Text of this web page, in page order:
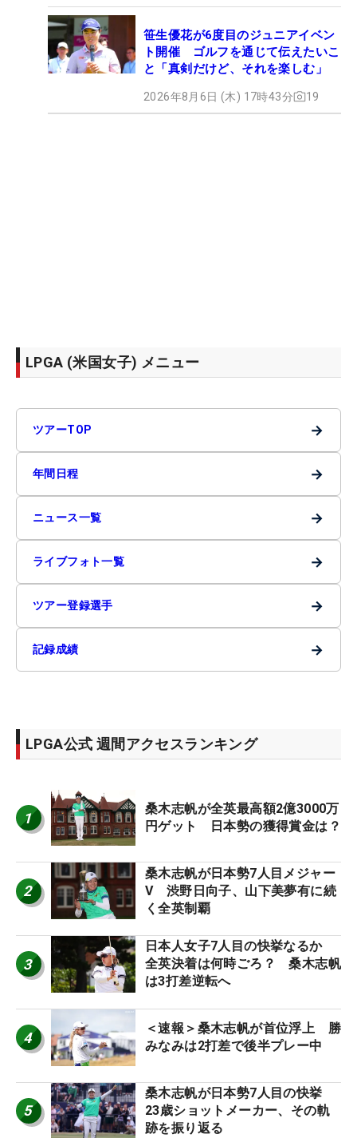
笹生優花が6度目のジュニアイベン
ト開催 ゴルフを通じて伝えたいこ
と「真剣だけど、それを楽しむ」
2026年8月6日 (木) 17時43分 19
LPGA (米国女子) メニュー
ツアーTOP →
年間日程 →
ニュース一覧 →
ライブフォト一覧 →
ツアー登録選手 →
記録成績 →
LPGA公式 週間アクセスランキング
1
桑木志帆が全英最高額2億3000万
円ゲット 日本勢の獲得賞金は？
2
桑木志帆が日本勢7人目メジャー
V 渋野日向子、山下美夢有に続
く全英制覇
3
日本人女子7人目の快挙なるか
全英決着は何時ごろ？ 桑木志帆
は3打差逆転へ
4
＜速報＞桑木志帆が首位浮上 勝
みなみは2打差で後半プレー中
5
桑木志帆が日本勢7人目の快挙
23歳ショットメーカー、その軌
跡を振り返る